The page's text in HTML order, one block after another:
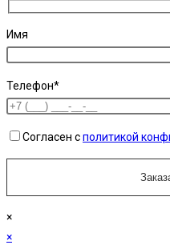
Имя
Телефон*
Согласен сполитикой
×
×